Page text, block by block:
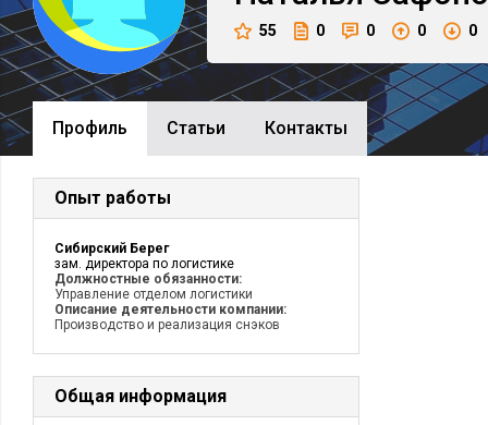
55 0 0 0 0
Профиль Cтатьи Контакты
Опыт работы
Сибирский Берег
зам. директора по логистике
Должностные обязанности:
Управление отделом логистики
Описание деятельности компании:
Производство и реализация снэков
Общая информация